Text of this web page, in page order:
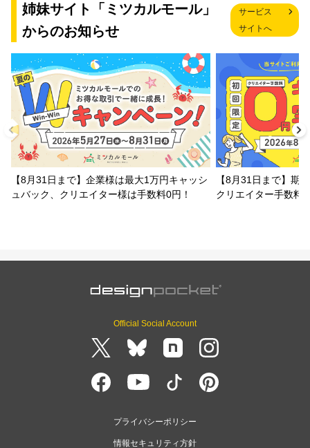
姉妹サイト「ミツカルモール」
からのお知らせ
サービス
サイトへ
【8月31日まで】企業様は最大1万円キャッシ
ュバック、クリエイター様は手数料0円！
【8月31日まで】期
クリエイター手数料
Official Social Account
プライバシーポリシー
情報セキュリティ方針